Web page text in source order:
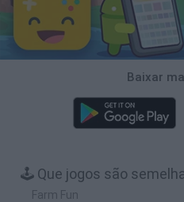
Baixar
🕹️ Que jogos são
Farm Fun